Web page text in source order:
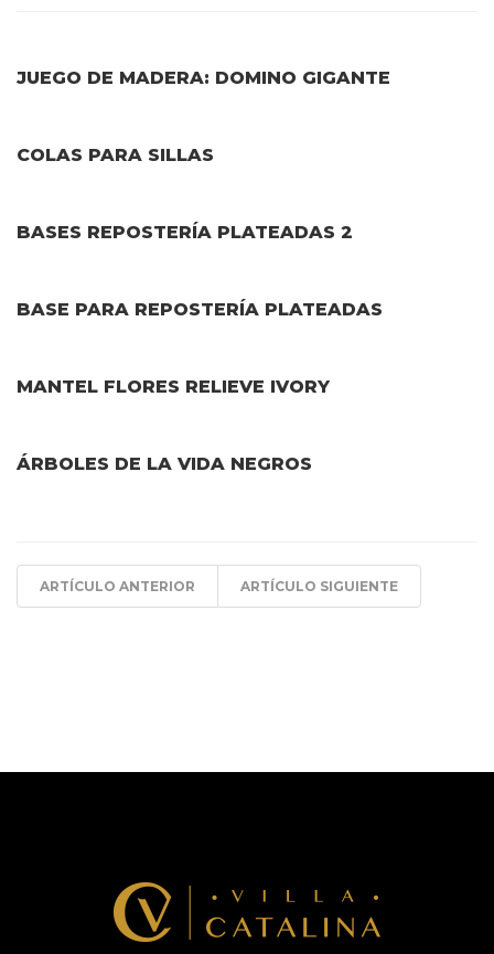
JUEGO DE MADERA: DOMINO GIGANTE
COLAS PARA SILLAS
BASES REPOSTERÍA PLATEADAS 2
BASE PARA REPOSTERÍA PLATEADAS
MANTEL FLORES RELIEVE IVORY
ÁRBOLES DE LA VIDA NEGROS
ARTÍCULO ANTERIOR ARTÍCULO SIGUIENTE